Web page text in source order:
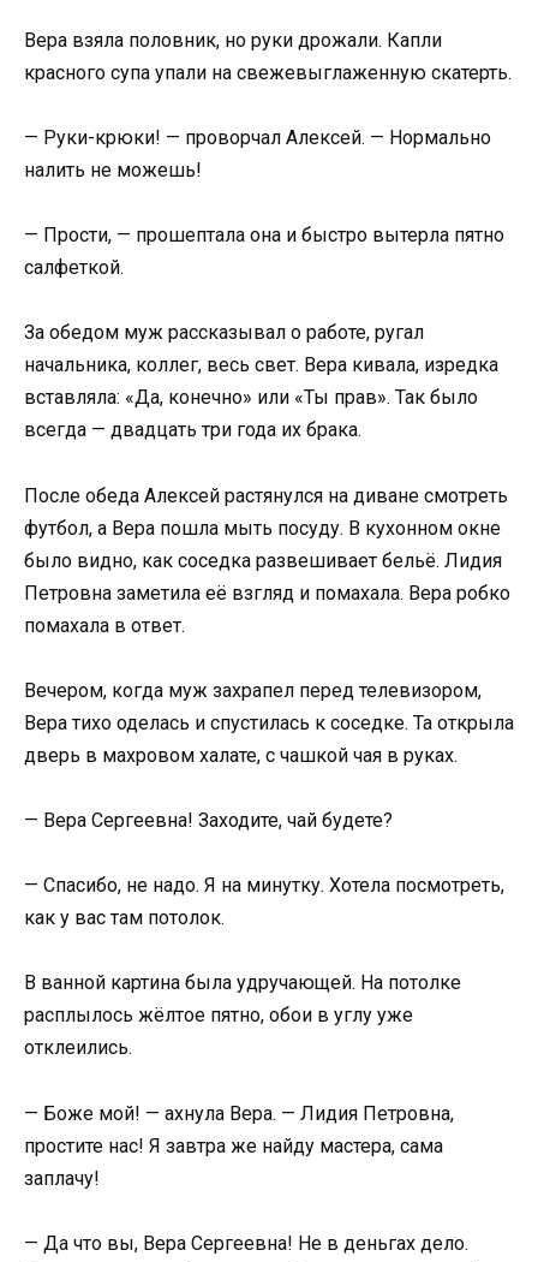
Вера взяла половник, но руки дрожали. Капли
красного супа упали на свежевыглаженную скатерть.
— Руки-крюки! — проворчал Алексей. — Нормально
налить не можешь!
— Прости, — прошептала она и быстро вытерла пятно
салфеткой.
За обедом муж рассказывал о работе, ругал
начальника, коллег, весь свет. Вера кивала, изредка
вставляла: «Да, конечно» или «Ты прав». Так было
всегда — двадцать три года их брака.
После обеда Алексей растянулся на диване смотреть
футбол, а Вера пошла мыть посуду. В кухонном окне
было видно, как соседка развешивает бельё. Лидия
Петровна заметила её взгляд и помахала. Вера робко
помахала в ответ.
Вечером, когда муж захрапел перед телевизором,
Вера тихо оделась и спустилась к соседке. Та открыла
дверь в махровом халате, с чашкой чая в руках.
— Вера Сергеевна! Заходите, чай будете?
— Спасибо, не надо. Я на минутку. Хотела посмотреть,
как у вас там потолок.
В ванной картина была удручающей. На потолке
расплылось жёлтое пятно, обои в углу уже
отклеились.
— Боже мой! — ахнула Вера. — Лидия Петровна,
простите нас! Я завтра же найду мастера, сама
заплачу!
— Да что вы, Вера Сергеевна! Не в деньгах дело.